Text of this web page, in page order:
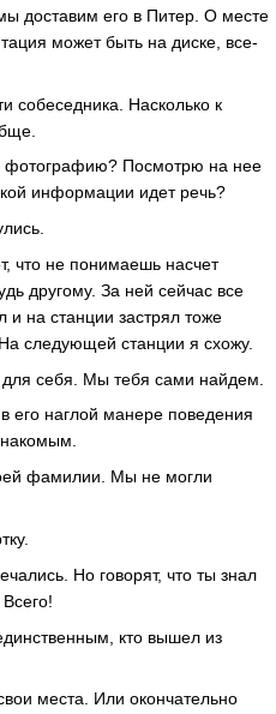
доставим его в Питер. О месте
может быть на диске, все-
собеседника. Насколько к
Посмотрю на нее
информации идет речь?
что не понимаешь насчет
другому. За ней сейчас все
и на станции застрял тоже
следующей станции я схожу.
себя. Мы тебя сами найдем.
его наглой манере поведения
фамилии. Мы не могли
Но говорят, что ты знал
кто вышел из
места. Или окончательно